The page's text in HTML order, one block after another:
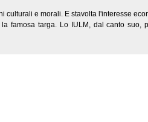
e morali. E stavolta l'interesse
targa. Lo IULM, dal canto suo,